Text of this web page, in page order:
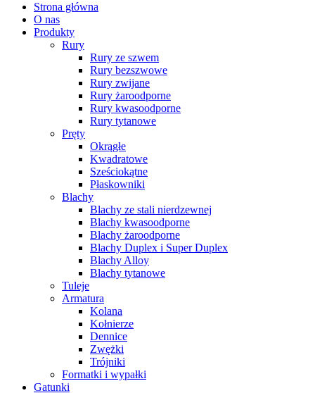
Strona główna
O nas
Produkty
Rury
Rury ze szwem
Rury bezszwowe
Rury zwijane
Rury żaroodporne
Rury kwasoodporne
Rury tytanowe
Pręty
Okrągłe
Kwadratowe
Sześciokątne
Płaskowniki
Blachy
Blachy ze stali nierdzewnej
Blachy kwasoodporne
Blachy żaroodporne
Blachy Duplex i Super Duplex
Blachy Alloy
Blachy tytanowe
Tuleje
Armatura
Kolana
Kołnierze
Dennice
Zwężki
Trójniki
Formatki i wypałki
Gatunki